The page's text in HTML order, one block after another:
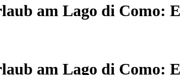
am Lago di Como:
am Lago di Como: